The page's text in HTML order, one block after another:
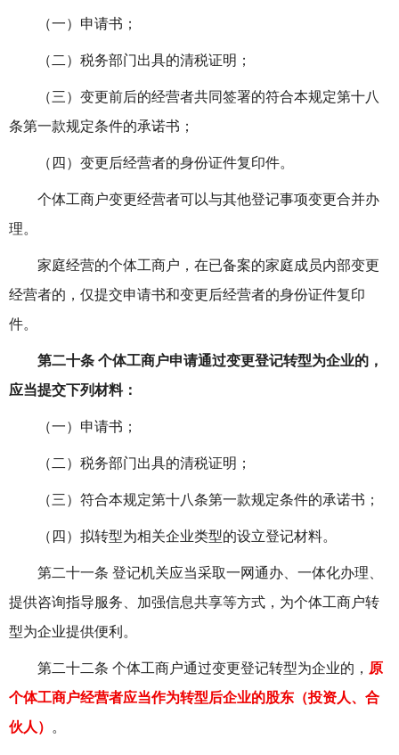
（一）申请书；
（二）税务部门出具的清税证明；
（三）变更前后的经营者共同签署的符合本规定第十八
条第一款规定条件的承诺书；
（四）变更后经营者的身份证件复印件。
个体工商户变更经营者可以与其他登记事项变更合并办
理。
家庭经营的个体工商户，在已备案的家庭成员内部变更
经营者的，仅提交申请书和变更后经营者的身份证件复印
件。
第二十条 个体工商户申请通过变更登记转型为企业的，
应当提交下列材料：
（一）申请书；
（二）税务部门出具的清税证明；
（三）符合本规定第十八条第一款规定条件的承诺书；
（四）拟转型为相关企业类型的设立登记材料。
第二十一条 登记机关应当采取一网通办、一体化办理、
提供咨询指导服务、加强信息共享等方式，为个体工商户转
型为企业提供便利。
第二十二条 个体工商户通过变更登记转型为企业的， 原
个体工商户经营者应当作为转型后企业的股东（投资人、合
伙人）
。